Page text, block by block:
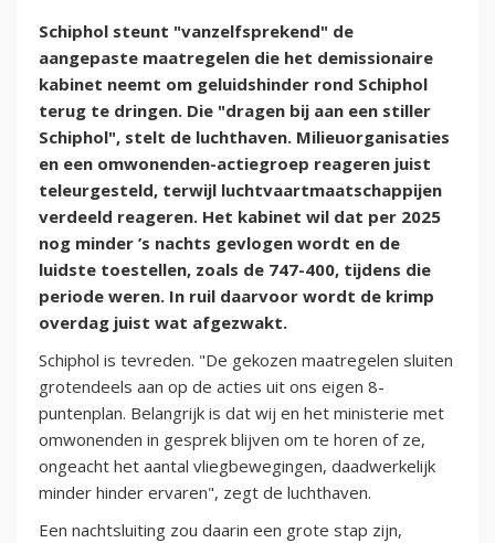
Schiphol steunt "vanzelfsprekend" de
aangepaste maatregelen die het demissionaire
kabinet neemt om geluidshinder rond Schiphol
terug te dringen. Die "dragen bij aan een stiller
Schiphol", stelt de luchthaven. Milieuorganisaties
en een omwonenden-actiegroep reageren juist
teleurgesteld, terwijl luchtvaartmaatschappijen
verdeeld reageren. Het kabinet wil dat per 2025
nog minder ’s nachts gevlogen wordt en de
luidste toestellen, zoals de 747-400, tijdens die
periode weren. In ruil daarvoor wordt de krimp
overdag juist wat afgezwakt.
Schiphol is tevreden. "De gekozen maatregelen sluiten
grotendeels aan op de acties uit ons eigen 8-
puntenplan. Belangrijk is dat wij en het ministerie met
omwonenden in gesprek blijven om te horen of ze,
ongeacht het aantal vliegbewegingen, daadwerkelijk
minder hinder ervaren", zegt de luchthaven.
Een nachtsluiting zou daarin een grote stap zijn,